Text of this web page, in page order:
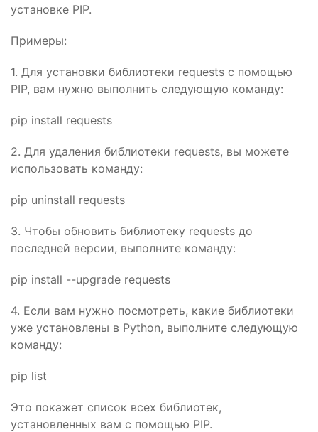
установке PIP.
Примеры:
1. Для установки библиотеки requests с помощью
PIP, вам нужно выполнить следующую команду:
pip install requests
2. Для удаления библиотеки requests, вы можете
использовать команду:
pip uninstall requests
3. Чтобы обновить библиотеку requests до
последней версии, выполните команду:
pip install --upgrade requests
4. Если вам нужно посмотреть, какие библиотеки
уже установлены в Python, выполните следующую
команду:
pip list
Это покажет список всех библиотек,
установленных вам с помощью PIP.